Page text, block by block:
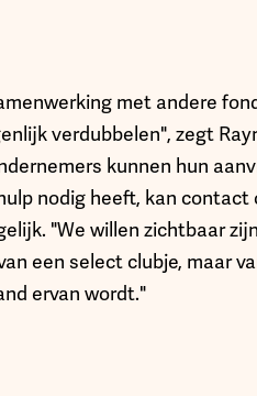
met andere
verdubbelen", zegt
kunnen hun
nodig heeft, kan
"We willen zichtbaar
een select clubje, maar
ervan wordt."